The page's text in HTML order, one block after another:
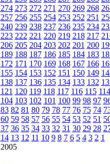
274 273 272 271 270 269 268
257 256 255 254 253 252 251
240 239 238 237 236 235 234
223 222 221 220 219 218 217
206 205 204 203 202 201 200
189 188 187 186 185 184 183
172 171 170 169 168 167 166
155 154 153 152 151 150 149
138 137 136 135 134 133 132
121 120 119 118 117 116 115 114
104 103 102 101 100 99 98 97
83 82 81 80 79 78 77 76 75 74
60 59 58 57 56 55 54 53 52 51
37 36 35 34 33 32 31 30 29 28
14 13 12 11 10 9 8 7 6 5 4 3 2 1
2005